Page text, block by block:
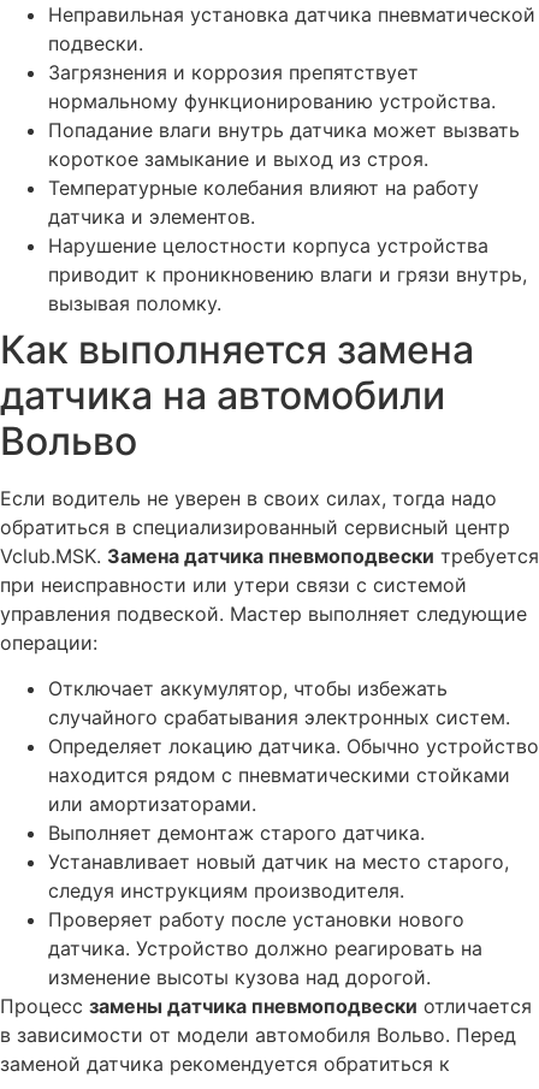
Промывка топливной системы дизеля Вольво
Промывка топливной системы автомобиля Volvo
Промывка системы охлаждения автомобиля Volvo
Промывка радиаторов автомобиля Volvo
Проверка уровня жидкостей автомобиля Volvo
Проверка аккумуляторной батареи авто Volvo
Чистка клапана ЕГР автомобиля Volvo
Чистка испарителя кондиционера автомобиля Volvo
Чистка ЕГР автомобиля Volvo
Чистка дроссельной заслонки автомобиля Volvo
Зарядка АКБ автомобиля Volvo
Замена цепи ГРМ автомобиля Volvo
3амена фильтров автомобиля Volvo
Замена фильтра АКПП автомобиля Volvo
Замена топливного фильтра автомобиля Volvo
Замена системы вентиляции картерных газов
автомобиля Volvo
Замена свечей зажигания автомобиля Volvo
Замена салонного фильтра автомобиля Volvo
Замена сажевого фильтра автомобиля Volvo
Замена ролика натяжителя приводного ремня
автомобиля Volvo
Замена ремня ГРМ автомобиля Volvo
Замена прокладки поддона двигателя автомобиля Volvo
Замена приводного ремня автомобиля Volvo
Замена помпы водяного насоса автомобиля Volvo
Замена масляного фильтра автомобиля Volvo
Неправильная установка датчика пневматической
подвески.
Загрязнения и коррозия препятствует
нормальному функционированию устройства.
Попадание влаги внутрь датчика может вызвать
короткое замыкание и выход из строя.
Температурные колебания влияют на работу
датчика и элементов.
Нарушение целостности корпуса устройства
приводит к проникновению влаги и грязи внутрь,
вызывая поломку.
Как выполняется замена
датчика на автомобили
Вольво
Если водитель не уверен в своих силах, тогда надо
обратиться в специализированный сервисный центр
Vclub.MSK. Замена датчика пневмоподвески требуется
при неисправности или утери связи с системой
управления подвеской. Мастер выполняет следующие
операции:
Отключает аккумулятор, чтобы избежать
случайного срабатывания электронных систем.
Определяет локацию датчика. Обычно устройство
находится рядом с пневматическими стойками
или амортизаторами.
Выполняет демонтаж старого датчика.
Устанавливает новый датчик на место старого,
следуя инструкциям производителя.
Проверяет работу после установки нового
датчика. Устройство должно реагировать на
изменение высоты кузова над дорогой.
Процесс замены датчика пневмоподвески отличается
в зависимости от модели автомобиля Вольво. Перед
заменой датчика рекомендуется обратиться к